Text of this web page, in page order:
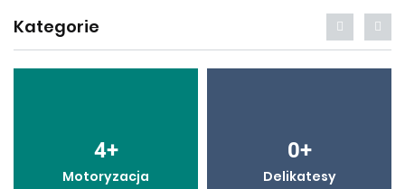
Kategorie
4+
Motoryzacja
0+
Delikatesy